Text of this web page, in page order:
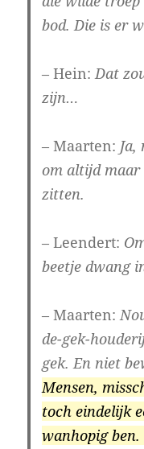
bod. Die is er
– Hein: Dat
zijn…
– Maarten:
om altijd
zitten.
– Leendert:
beetje dwang
– Maarten:
de-gek-
gek. En niet
Mensen,
toch eindelijk
wanhopig